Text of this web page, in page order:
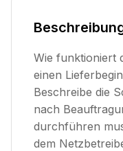
Wie funktioniert
einen
Beschreibe die
nach
durchführen
dem